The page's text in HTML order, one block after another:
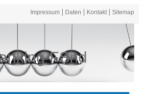
Impressum Daten Kontakt Sitemap
FSnd